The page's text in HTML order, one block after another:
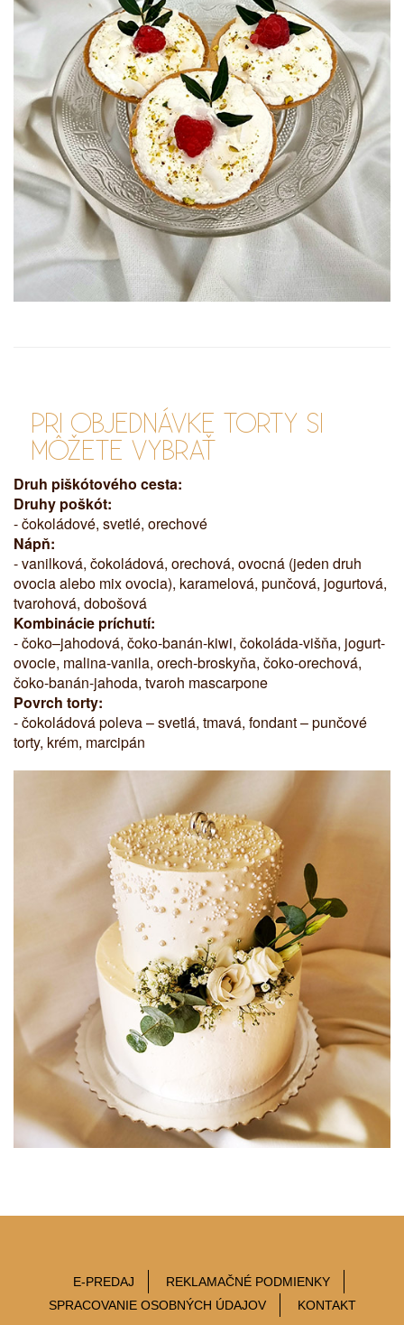
PRI OBJEDNÁVKE TORTY SI
MÔŽETE VYBRAŤ
Druh piškótového cesta:
Druhy poškót:
- čokoládové, svetlé, orechové
Nápň:
- vanilková, čokoládová, orechová, ovocná (jeden druh
ovocia alebo mix ovocia), karamelová, punčová, jogurtová,
tvarohová, dobošová
Kombinácie príchutí:
- čoko–jahodová, čoko-banán-kiwi, čokoláda-višňa, jogurt-
ovocie, malina-vanila, orech-broskyňa, čoko-orechová,
čoko-banán-jahoda, tvaroh mascarpone
Povrch torty:
- čokoládová poleva – svetlá, tmavá, fondant – punčové
torty, krém, marcipán
E-PREDAJ
REKLAMAČNÉ PODMIENKY
SPRACOVANIE OSOBNÝCH ÚDAJOV
KONTAKT